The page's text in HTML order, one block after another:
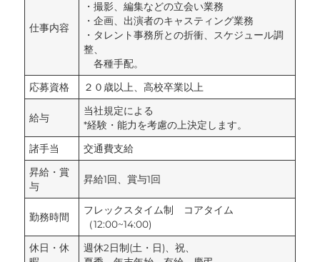
仕事内容
・撮影、編集などの立会い業務
・企画、出演者のキャスティング業務
・タレント事務所との折衝、スケジュール調
整、
各種手配。
応募資格 ２０歳以上、高校卒業以上
給与
当社規定による
*経験・能力を考慮の上決定します。
諸手当 交通費支給
昇給・賞
与
昇給1回、賞与1回
勤務時間
フレックスタイム制 コアタイム
（12:00~14:00)
休日・休
週休2日制(土・日)、祝、